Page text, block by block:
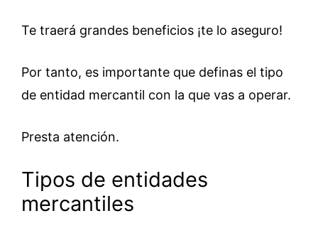
Te traerá grandes beneficios ¡te lo aseguro!
Por tanto, es importante que definas el tipo
de entidad mercantil con la que vas a operar.
Presta atención.
Tipos de entidades
mercantiles